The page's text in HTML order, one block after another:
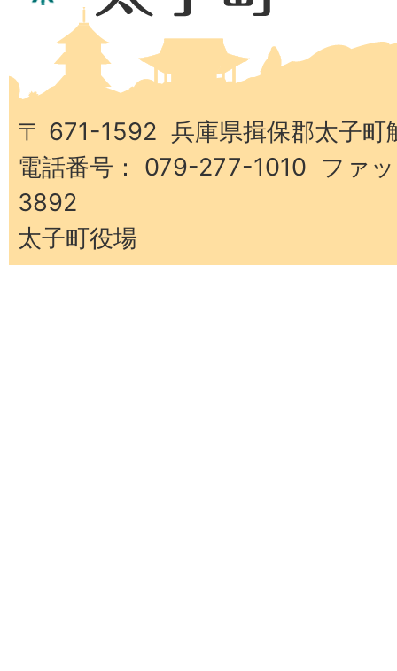
子
町
〒 671-1592 兵庫県揖保郡太子町
電話番号： 079-277-1010 ファ
3892
太子町役場